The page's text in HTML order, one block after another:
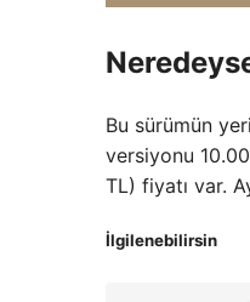
Bu sürümün
versiyonu
TL) fiyatı var.
İlgilenebilirsin